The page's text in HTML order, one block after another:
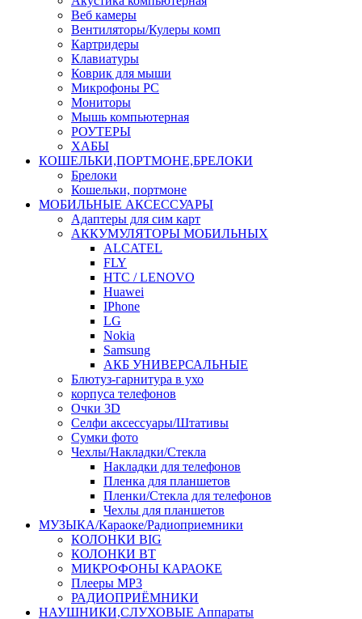
Веб камеры
Вентиляторы/Кулеры комп
Картридеры
Клавиатуры
Коврик для мыши
Микрофоны PC
Мониторы
Мышь компьютерная
РОУТЕРЫ
ХАБЫ
КОШЕЛЬКИ,ПОРТМОНЕ,БРЕЛОКИ
Брелоки
Кошельки, портмоне
МОБИЛЬНЫЕ АКСЕССУАРЫ
Адаптеры для сим карт
АККУМУЛЯТОРЫ МОБИЛЬНЫХ
ALCATEL
FLY
HTC / LENOVO
Huawei
IPhone
LG
Nokia
Samsung
АКБ УНИВЕРСАЛЬНЫЕ
Блютуз-гарнитура в ухо
корпуса телефонов
Очки 3D
Селфи аксессуары/Штативы
Сумки фото
Чехлы/Накладки/Стекла
Накладки для телефонов
Пленка для планшетов
Пленки/Стекла для телефонов
Чехлы для планшетов
МУЗЫКА/Караоке/Радиоприемники
КОЛОНКИ BIG
КОЛОНКИ BT
МИКРОФОНЫ КАРАОКЕ
Плееры MP3
РАДИОПРИЁМНИКИ
НАУШНИКИ,СЛУХОВЫЕ Аппараты